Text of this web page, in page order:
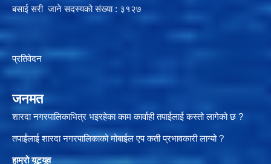
बसाई सरी जाने सदस्यको संख्या : ३१२७
प्रतिवेदन
जनमत
शारदा नगरपालिकाभित्र भइरहेका काम कार्वाही तपाईलाई कस्तो लागेको छ ?
तपाईंलाई शारदा नगरपालिकाको मोबाईल एप कती प्रभावकारी लाग्यो ?
हाम्रो यूट्यूव